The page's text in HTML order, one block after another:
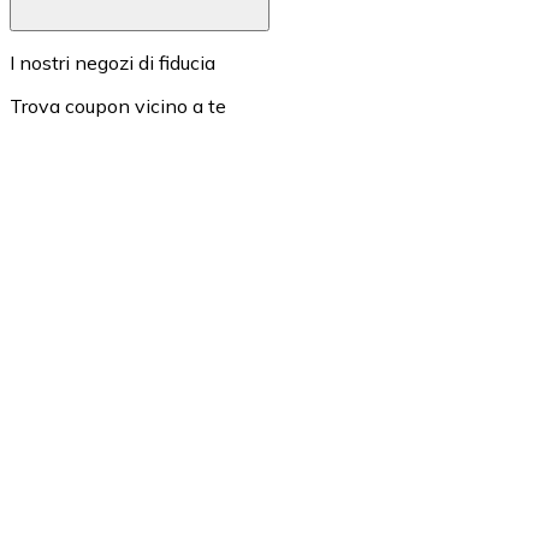
I nostri negozi di fiducia
Trova coupon vicino a te